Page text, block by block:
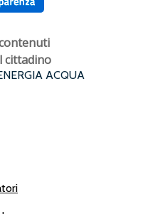
cittadino
ACQUA